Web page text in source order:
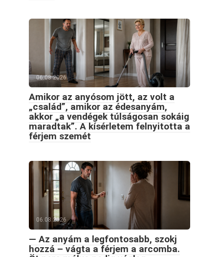
06.08.2026
Amikor az anyósom jött, az volt a
„család”, amikor az édesanyám,
akkor „a vendégek túlságosan sokáig
maradtak”. A kísérletem felnyitotta a
férjem szemét
06.08.2026
— Az anyám a legfontosabb, szokj
hozzá – vágta a férjem a arcomba.